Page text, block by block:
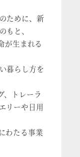
ために、新
もと、
が生まれる
暮らし方を
、トレーラ
リーや日用
わたる事業